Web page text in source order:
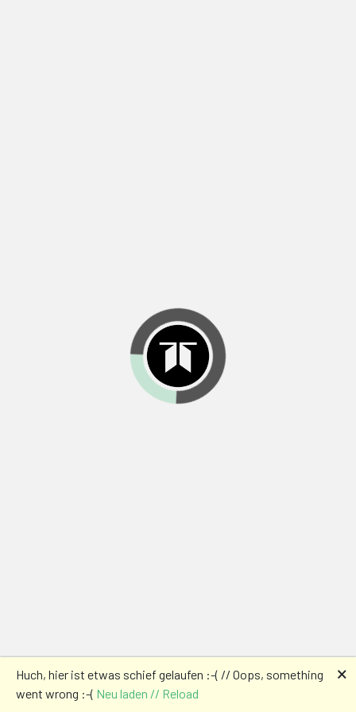
Huch, hier ist etwas schief gelaufen :-( // Oops, something
went wrong :-( Neu laden // Reload
🗙